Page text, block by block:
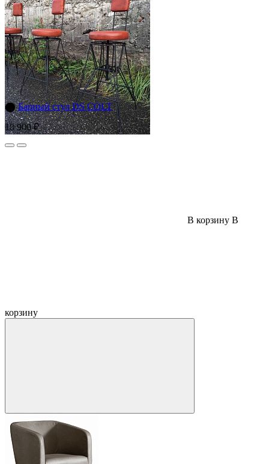
⬤ Барный стул DS COLT
18 900 ₽
В корзину В
корзину